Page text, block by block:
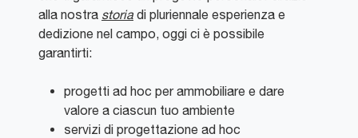
alla nostra storia di pluriennale esperienza e
dedizione nel campo, oggi ci è possibile
garantirti:
progetti ad hoc per ammobiliare e dare
valore a ciascun tuo ambiente
servizi di progettazione ad hoc